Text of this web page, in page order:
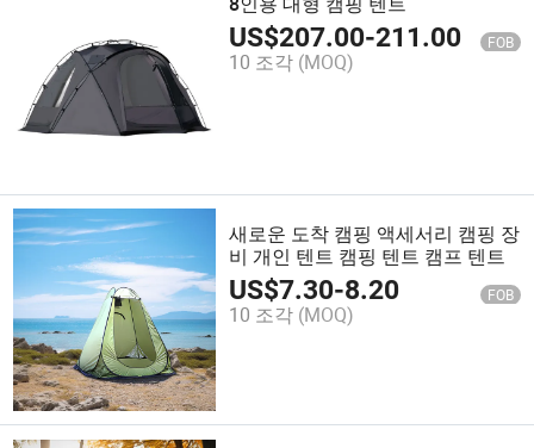
US$207.00-211.00 FOB
10 조각 (MOQ)
새로운 도착 캠핑 액세서리 캠핑 장
비 개인 텐트 캠핑 텐트 캠프 텐트
US$7.30-8.20 FOB
10 조각 (MOQ)